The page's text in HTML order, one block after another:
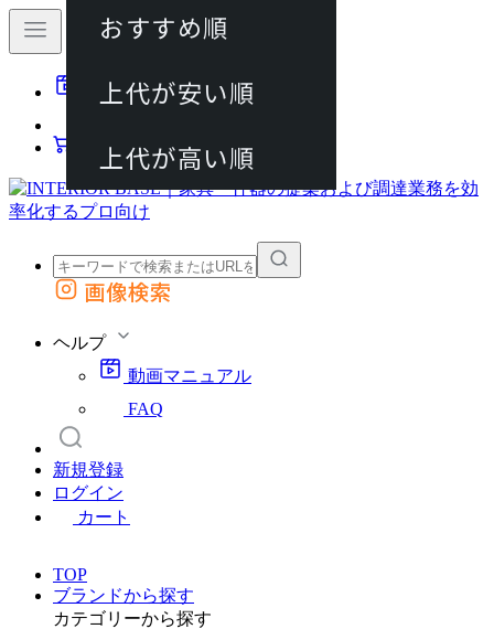
動画マニュアル
カート
外部サイトの商品をカートに追加
画像検索
ヘルプ
動画マニュアル
FAQ
新規登録
ログイン
カート
TOP
ブランドから探す
カテゴリーから探す
おすすめ順
上代が安い順
上代が高い順